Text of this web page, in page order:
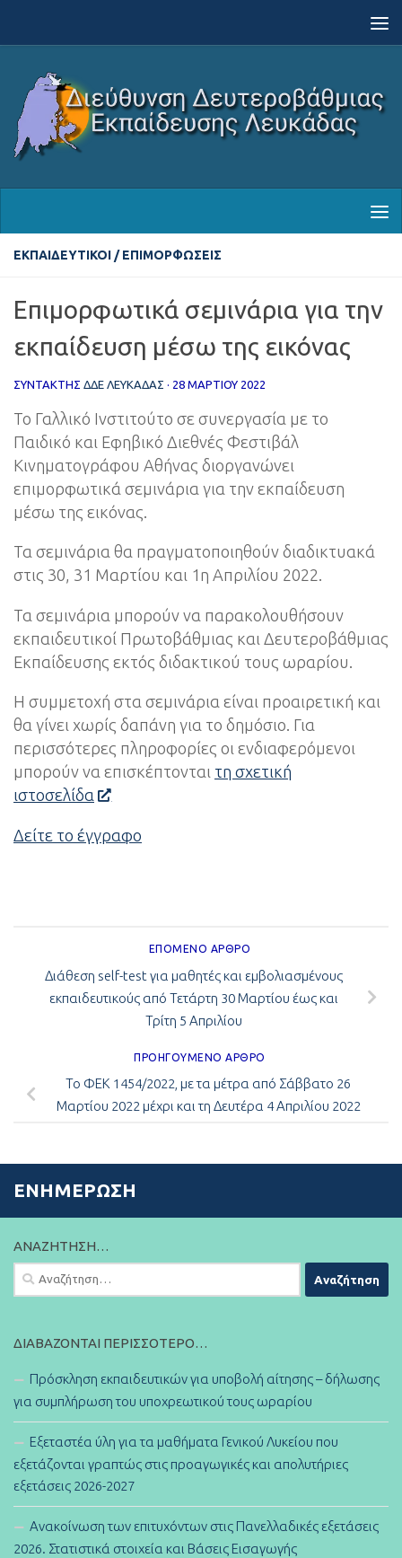
ΕΚΠΑΙΔΕΥΤΙΚΟΊ / ΕΠΙΜΟΡΦΏΣΕΙΣ
Επιμορφωτικά σεμινάρια για την
εκπαίδευση μέσω της εικόνας
ΣΥΝΤΆΚΤΗΣ ΔΔΕ ΛΕΥΚΑΔΑΣ · 28 ΜΑΡΤΊΟΥ 2022
Το Γαλλικό Ινστιτούτο σε συνεργασία με το
Παιδικό και Εφηβικό Διεθνές Φεστιβάλ
Κινηματογράφου Αθήνας διοργανώνει
επιμορφωτικά σεμινάρια για την εκπαίδευση
μέσω της εικόνας.
Τα σεμινάρια θα πραγματοποιηθούν διαδικτυακά
στις 30, 31 Μαρτίου και 1η Απριλίου 2022.
Τα σεμινάρια μπορούν να παρακολουθήσουν
εκπαιδευτικοί Πρωτοβάθμιας και Δευτεροβάθμιας
Εκπαίδευσης εκτός διδακτικού τους ωραρίου.
Η συμμετοχή στα σεμινάρια είναι προαιρετική και
θα γίνει χωρίς δαπάνη για το δημόσιο. Για
περισσότερες πληροφορίες οι ενδιαφερόμενοι
μπορούν να επισκέπτονται τη σχετική
ιστοσελίδα
Δείτε το έγγραφο
ΕΠΌΜΕΝΟ ΆΡΘΡΟ
Διάθεση self-test για μαθητές και εμβολιασμένους
εκπαιδευτικούς από Τετάρτη 30 Μαρτίου έως και
Τρίτη 5 Απριλίου
ΠΡΟΗΓΟΎΜΕΝΟ ΆΡΘΡΟ
Το ΦΕΚ 1454/2022, με τα μέτρα από Σάββατο 26
Μαρτίου 2022 μέχρι και τη Δευτέρα 4 Απριλίου 2022
ΕΝΗΜΈΡΩΣΗ
ΑΝΑΖΉΤΗΣΗ…
Αναζήτηση
για:
ΔΙΑΒΆΖΟΝΤΑΙ ΠΕΡΙΣΣΌΤΕΡΟ…
Πρόσκληση εκπαιδευτικών για υποβολή αίτησης – δήλωσης
για συμπλήρωση του υποχρεωτικού τους ωραρίου
Εξεταστέα ύλη για τα μαθήματα Γενικού Λυκείου που
εξετάζονται γραπτώς στις προαγωγικές και απολυτήριες
εξετάσεις 2026-2027
Ανακοίνωση των επιτυχόντων στις Πανελλαδικές εξετάσεις
2026. Στατιστικά στοιχεία και Βάσεις Εισαγωγής